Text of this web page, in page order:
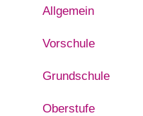
Allgemein
Vorschule
Grundschule
Oberstufe